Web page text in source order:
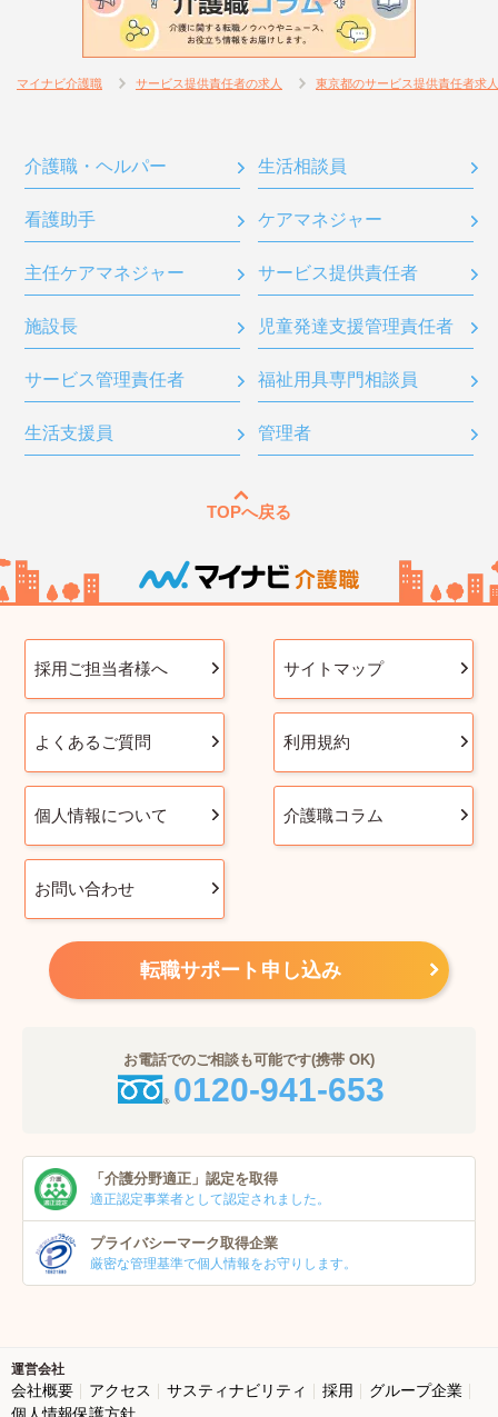
マイナビ介護職 サービス提供責任者の求人 東京都のサービス提供責任者求人
介護職・ヘルパー 生活相談員
看護助手 ケアマネジャー
主任ケアマネジャー サービス提供責任者
施設長 児童発達支援管理責任者
サービス管理責任者 福祉用具専門相談員
生活支援員 管理者
TOPへ戻る
採用ご担当者様へ サイトマップ
よくあるご質問 利用規約
個人情報について 介護職コラム
お問い合わせ
転職サポート申し込み
お電話でのご相談も可能です(携帯 OK)
0120-941-653
「介護分野適正」 認定を取得
適正認定事業者として認定されました。
プライバシーマーク取得企業
厳密な管理基準で個人情報をお守りします。
運営会社
会社概要 アクセス サスティナビリティ 採用
グループ企業